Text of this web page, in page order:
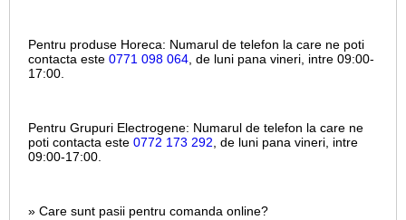
Pentru produse Horeca: Numarul de telefon la care ne poti
contacta este 0771 098 064, de luni pana vineri, intre 09:00-
17:00.
Pentru Grupuri Electrogene: Numarul de telefon la care ne
poti contacta este 0772 173 292, de luni pana vineri, intre
09:00-17:00.
» Care sunt pasii pentru comanda online?